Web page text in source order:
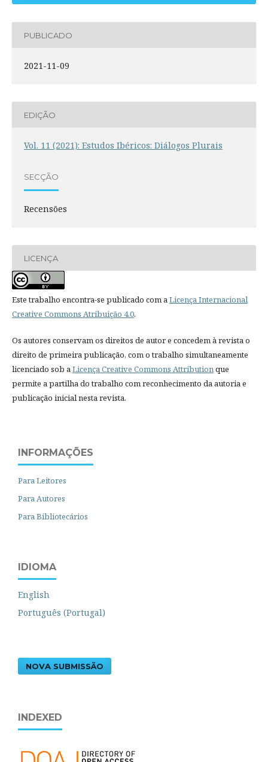
PUBLICADO
2021-11-09
EDIÇÃO
Vol. 11 (2021): Estudos Ibéricos: Diálogos Plurais
SECÇÃO
Recensões
LICENÇA
Este trabalho encontra-se publicado com aLicença Internacional
Creative Commons Atribuição 4.0.
Os autores conservam os direitos de autor e concedem à revista o
direito de primeira publicação, com o trabalho simultaneamente
licenciado sob aLicença Creative Commons Attributionque
permite a partilha do trabalho com reconhecimento da autoria e
publicação inicial nesta revista.
INFORMAÇÕES
Para Leitores
Para Autores
Para Bibliotecários
IDIOMA
English
Português (Portugal)
NOVA SUBMISSÃO
INDEXED